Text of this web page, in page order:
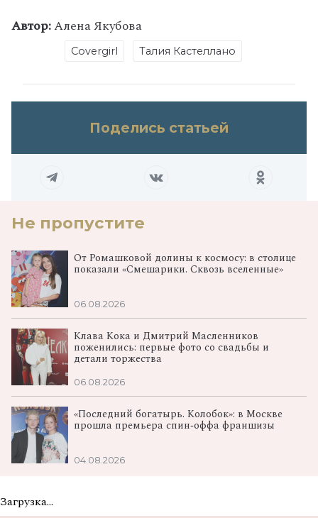
Автор:Алена Якубова
Covergirl Талия Кастеллано
Поделись статьей
Не пропустите
От Ромашковой долины к космосу: в столице
показали «Смешарики. Сквозь вселенные»
06.08.2026
Клава Кока и Дмитрий Масленников
поженились: первые фото со свадьбы и
детали торжества
06.08.2026
«Последний богатырь. Колобок»: в Москве
прошла премьера спин‑оффа франшизы
04.08.2026
Загрузка...